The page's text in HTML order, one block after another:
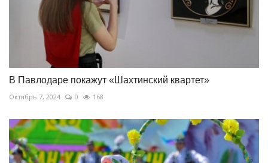
В Павлодаре покажут «Шахтинский квартет»
Октябрь 7, 2024 0 168